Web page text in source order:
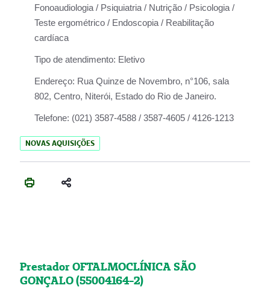
Fonoaudiologia / Psiquiatria / Nutrição / Psicologia /
Teste ergométrico / Endoscopia / Reabilitação
cardíaca
Tipo de atendimento: Eletivo
Endereço: Rua Quinze de Novembro, n°106, sala
802, Centro, Niterói, Estado do Rio de Janeiro.
Telefone: (021) 3587-4588 / 3587-4605 / 4126-1213
NOVAS AQUISIÇÕES
Prestador OFTALMOCLÍNICA SÃO
GONÇALO (55004164-2)